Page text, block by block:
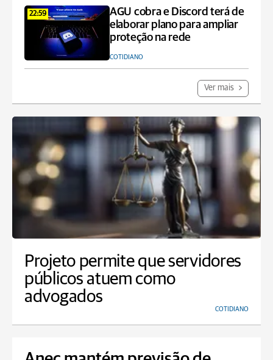
22:59
AGU cobra e Discord terá de
elaborar plano para ampliar
proteção na rede
COTIDIANO
Ver mais
Projeto permite que servidores
públicos atuem como
advogados
COTIDIANO